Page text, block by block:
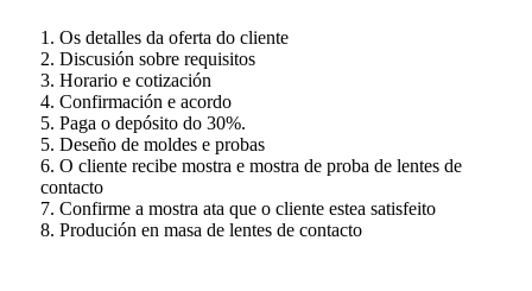
1. Os detalles da oferta do cliente
2. Discusión sobre requisitos
3. Horario e cotización
4. Confirmación e acordo
5. Paga o depósito do 30%.
5. Deseño de moldes e probas
6. O cliente recibe mostra e mostra de proba de lentes de
contacto
7. Confirme a mostra ata que o cliente estea satisfeito
8. Produción en masa de lentes de contacto